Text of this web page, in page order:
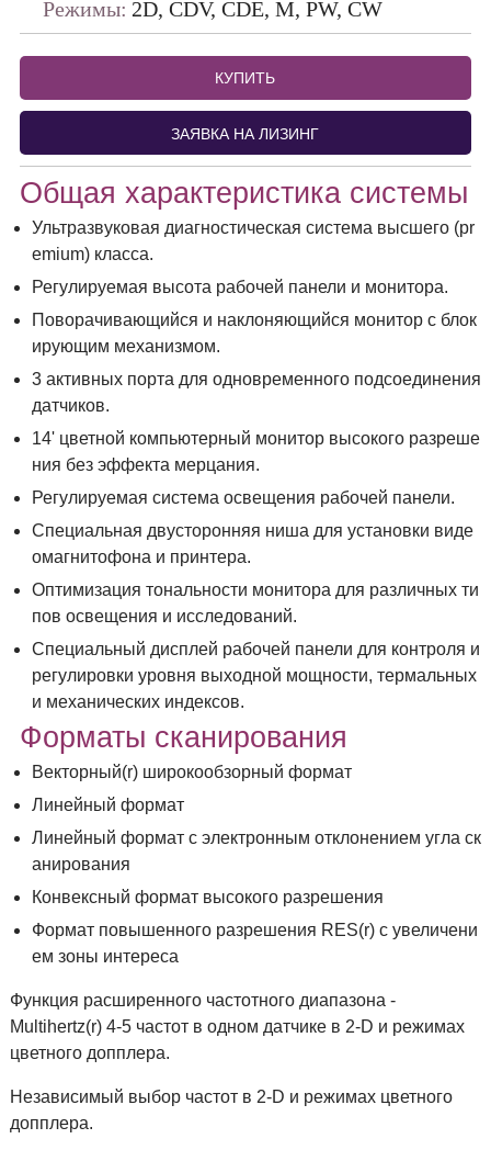
Режимы: 2D, CDV, CDE, M, PW, CW
КУПИТЬ
ЗАЯВКА НА ЛИЗИНГ
Общая характеристика системы
Ультразвуковая диагностическая система высшего (pr
emium) класса.
Регулируемая высота рабочей панели и монитора.
Поворачивающийся и наклоняющийся монитор с блок
ирующим механизмом.
3 активных порта для одновременного подсоединения
датчиков.
14' цветной компьютерный монитор высокого разреше
ния без эффекта мерцания.
Регулируемая система освещения рабочей панели.
Специальная двусторонняя ниша для установки виде
омагнитофона и принтера.
Оптимизация тональности монитора для различных ти
пов освещения и исследований.
Специальный дисплей рабочей панели для контроля и
регулировки уровня выходной мощности, термальных
и механических индексов.
Форматы сканирования
Векторный(r) широкообзорный формат
Линейный формат
Линейный формат с электронным отклонением угла ск
анирования
Конвексный формат высокого разрешения
Формат повышенного разрешения RES(r) с увеличени
ем зоны интереса
Функция расширенного частотного диапазона -
Multihertz(r) 4-5 частот в одном датчике в 2-D и режимах
цветного допплера.
Независимый выбор частот в 2-D и режимах цветного
допплера.